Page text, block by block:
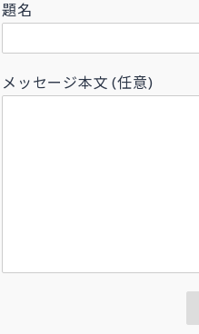
題名
メッセージ本文 (任意)